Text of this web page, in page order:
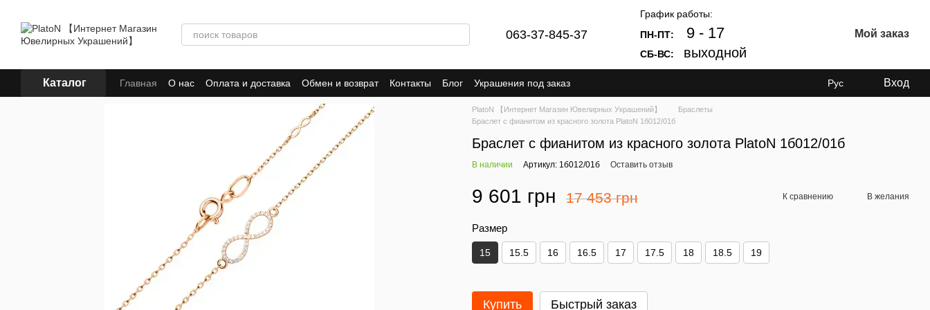
063-37-845-37
График работы:
ПН-ПТ:
9 - 17
СБ-ВС: выходной
Мой заказ
Каталог Главная О нас Оплата и доставка Обмен и возврат Контакты Блог Украшения под заказ Рус Вход
PlatoN 【Интернет Магазин Ювелирных Украшений】
Браслеты
Браслет с фианитом из красного золота PlatoN 1б012/01б
Браслет с фианитом из красного золота PlatoN 1б012/01б
В наличии Артикул: 1б012/01б Оставить отзыв
9 601 грн 17 453 грн К сравнению В желания
Размер
15 15.5 16 16.5 17 17.5 18 18.5 19
Купить Быстрый заказ